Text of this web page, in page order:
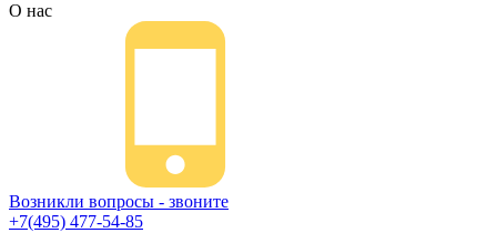
О нас
Возникли вопросы - звоните
+7(495) 477-54-85